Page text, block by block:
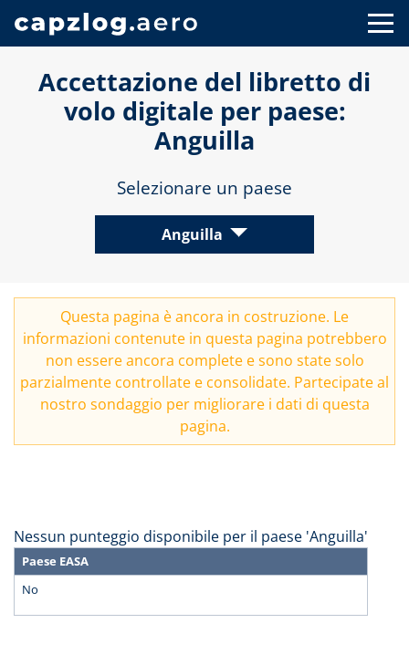
Accettazione del libretto di
volo digitale per paese:
Anguilla
Selezionare un paese
Anguilla
Questa pagina è ancora in costruzione. Le
informazioni contenute in questa pagina potrebbero
non essere ancora complete e sono state solo
parzialmente controllate e consolidate. Partecipate al
nostro sondaggio per migliorare i dati di questa
pagina.
Nessun punteggio disponibile per il paese 'Anguilla'
Paese EASA
No